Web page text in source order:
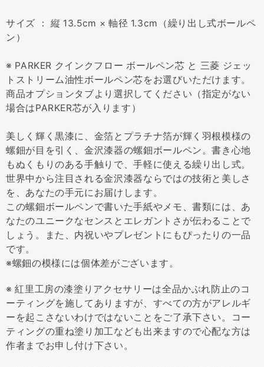
サイズ ： 縦 13.5cm × 軸径 1.3cm（繰り出し式ボールペ
ン）
※ PARKER クインクフロー ボールペン芯 と 三菱 ジェッ
トストリーム油性ボールペン芯をお選びいただけます。
商品オプションタブより選択してください（指定がない
場合はPARKER芯が入ります）
美しく輝く黒漆に、金箔とプラチナ箔が輝く羽根模様の
螺鈿が目を引く、金沢漆器の螺鈿ボールペン。書き心地
もぬくもりのある手触りで、手軽に使える繰り出し式。
世界中から注目される金沢漆器ならではの技術と美しさ
を、あなたの手元にお届けします。
この螺鈿ボールペンで書いた手紙やメモ、書類には、あ
なたのユニークなセンスとエレガントさが伝わることで
しょう。また、内祝いやプレゼントにもぴったりの一品
です。
※螺鈿の模様には個体差がございます。
※ 紅里工房の漆塗りアクセサリーは全品かぶれ防止のコ
ーティングを施してありますが、すべての方がアレルギ
ーを起こさないわけではないことをご了承下さい。コー
ティングの重ね塗り加工なども出来ますので心配な方は
作者までお申し付け下さい。